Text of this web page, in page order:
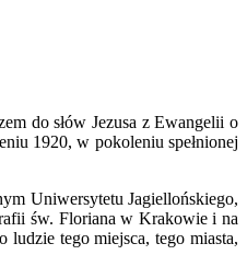
do słów Jezusa z Ewangelii o
1920, w pokoleniu spełnionej
Uniwersytetu Jagiellońskiego,
św. Floriana w Krakowie i na
ludzie tego miejsca, tego miasta,